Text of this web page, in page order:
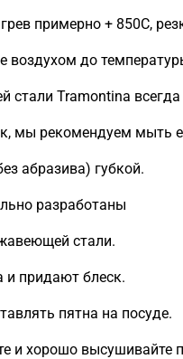
примерно + 850C,
воздухом до
Tramontina
мы рекомендуем мыть
абразива) губкой.
разработаны
стали.
и придают блеск.
пятна на посуде.
и хорошо высушивайте